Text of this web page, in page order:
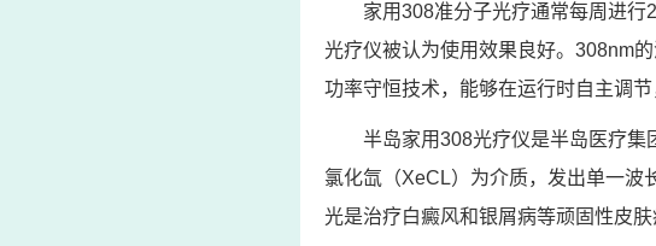
家用308准分子光疗通常每周进
光疗仪被认为使用效果良好。308nm
功率守恒技术，能够在运行时自主调
半岛家用308光疗仪是半岛医疗集
氯化氙（XeCL）为介质，发出单一波
光是治疗白癜风和银屑病等顽固性皮肤